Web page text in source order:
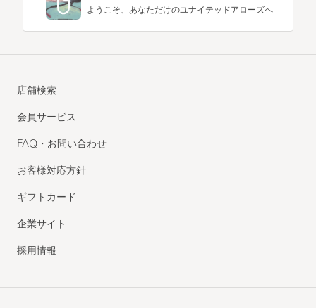
ようこそ、あなただけのユナイテッドアローズへ
店舗検索
会員サービス
FAQ・お問い合わせ
お客様対応方針
ギフトカード
企業サイト
採用情報